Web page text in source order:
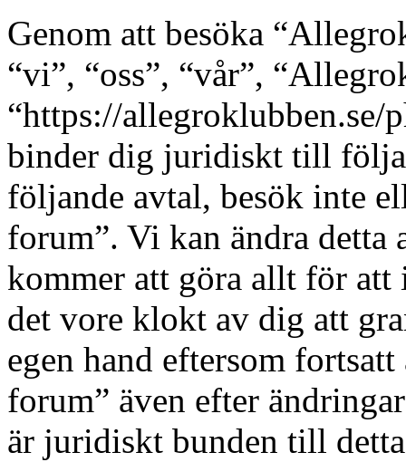
Genom att besöka
“vi”, “oss”, “vår”,
“https://allegroklubben.se/
binder dig juridiskt till
följande avtal, besök inte
forum”. Vi kan ändra detta
kommer att göra allt för att
det vore klokt av dig att
egen hand eftersom
forum” även efter
är juridiskt bunden till